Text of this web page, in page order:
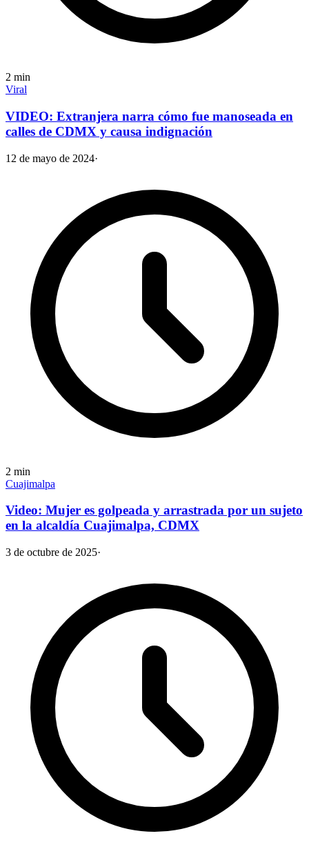
2 min
Viral
VIDEO: Extranjera narra cómo fue manoseada en
calles de CDMX y causa indignación
12 de mayo de 2024·
2 min
Cuajimalpa
Video: Mujer es golpeada y arrastrada por un sujeto
en la alcaldía Cuajimalpa, CDMX
3 de octubre de 2025·